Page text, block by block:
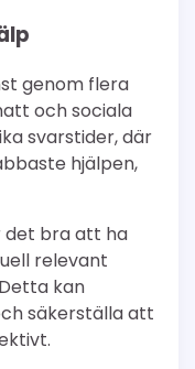
genom flera
och sociala
svarstider, där
hjälpen,
det bra att ha
relevant
kan
säkerställa att